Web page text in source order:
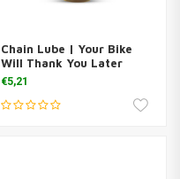
Chain Lube | Your Bike
Will Thank You Later
€5,21